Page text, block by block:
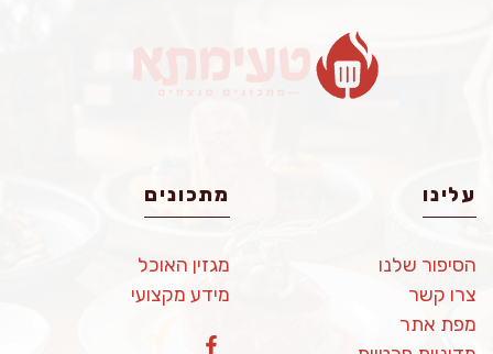
עלינו
הסיפור שלנו
צרו קשר
מפת אתר
מתכונים
מגזין האוכל
מידע מקצועי